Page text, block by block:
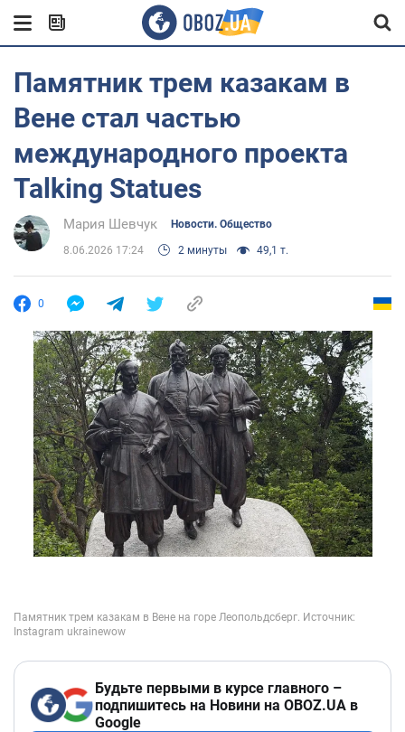
Памятник трем казакам в
Вене стал частью
международного проекта
Talking Statues
Мария Шевчук Новости. Общество
8.06.2026 17:24 2 минуты 49,1 т.
0
Будьте первыми в курсе главного –
подпишитесь на Новини на OBOZ.UA в
Google